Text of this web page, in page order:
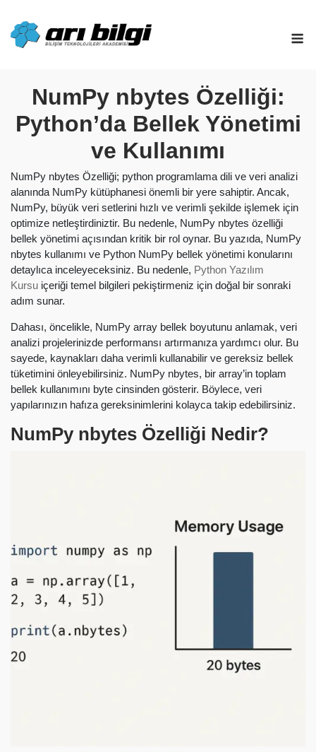
content
NumPy nbytes Özelliği:
Python’da Bellek Yönetimi
ve Kullanımı
NumPy nbytes Özelliği; python programlama dili ve veri analizi
alanında NumPy kütüphanesi önemli bir yere sahiptir. Ancak,
NumPy, büyük veri setlerini hızlı ve verimli şekilde işlemek için
optimize netleştirdiniztir. Bu nedenle, NumPy nbytes özelliği
bellek yönetimi açısından kritik bir rol oynar. Bu yazıda, NumPy
nbytes kullanımı ve Python NumPy bellek yönetimi konularını
detaylıca inceleyeceksiniz. Bu nedenle, Python Yazılım
Kursu içeriği temel bilgileri pekiştirmeniz için doğal bir sonraki
adım sunar.
Dahası, öncelikle, NumPy array bellek boyutunu anlamak, veri
analizi projelerinizde performansı artırmanıza yardımcı olur. Bu
sayede, kaynakları daha verimli kullanabilir ve gereksiz bellek
tüketimini önleyebilirsiniz. NumPy nbytes, bir array’in toplam
bellek kullanımını byte cinsinden gösterir. Böylece, veri
yapılarınızın hafıza gereksinimlerini kolayca takip edebilirsiniz.
NumPy nbytes Özelliği Nedir?